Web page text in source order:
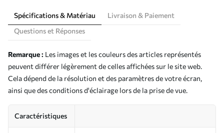
Spécifications & Matériau
Livraison & Paiement
Questions et Réponses
Remarque : Les images et les couleurs des articles représentés
peuvent différer légèrement de celles affichées sur le site web.
Cela dépend de la résolution et des paramètres de votre écran,
ainsi que des conditions d'éclairage lors de la prise de vue.
Caractéristiques